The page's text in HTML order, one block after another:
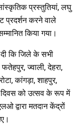
सांस्कृतिक प्रस्तुतियां, लघु
प्रदर्शन करने वाले
किया गया।
दी कि जिले के सभी
फतेहपुर, ज्वाली, देहरा,
कांगड़ा, शाहपुर,
दिवस को उत्सव के रूप में
द्वारा मतदान केंद्रों